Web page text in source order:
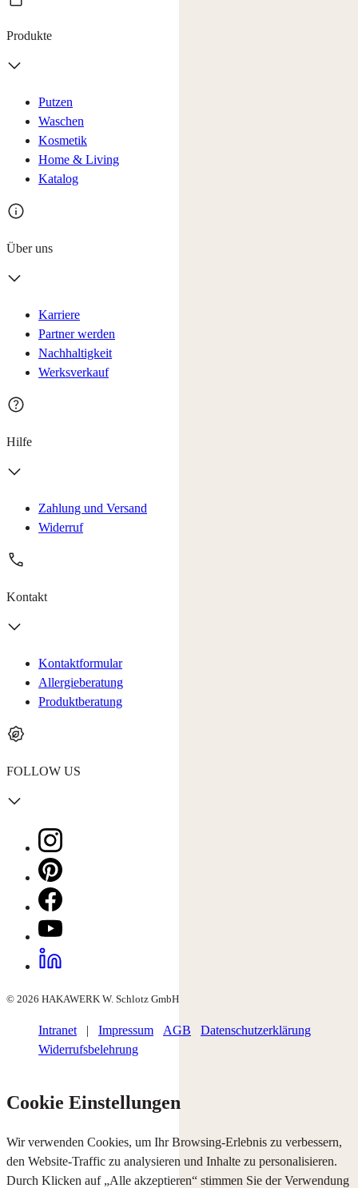
Produkte
Putzen
Waschen
Kosmetik
Home & Living
Katalog
Über uns
Karriere
Partner werden
Nachhaltigkeit
Werksverkauf
Hilfe
Zahlung und Versand
Widerruf
Kontakt
Kontaktformular
Allergieberatung
Produktberatung
FOLLOW US
© 2026 HAKAWERK W. Schlotz GmbH
Intranet | Impressum AGB
Datenschutzerklärung
Widerrufsbelehrung
Cookie Einstellungen
Wir verwenden Cookies, um Ihr Browsing-Erlebnis zu verbessern,
den Website-Traffic zu analysieren und Inhalte zu personalisieren.
Durch Klicken auf „Alle akzeptieren“ stimmen Sie der Verwendung